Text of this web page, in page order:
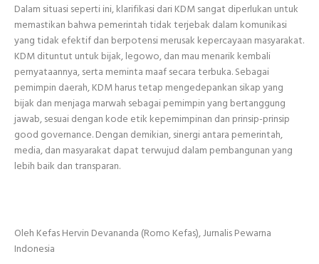
Dalam situasi seperti ini, klarifikasi dari KDM sangat diperlukan untuk
memastikan bahwa pemerintah tidak terjebak dalam komunikasi
yang tidak efektif dan berpotensi merusak kepercayaan masyarakat.
KDM dituntut untuk bijak, legowo, dan mau menarik kembali
pernyataannya, serta meminta maaf secara terbuka. Sebagai
pemimpin daerah, KDM harus tetap mengedepankan sikap yang
bijak dan menjaga marwah sebagai pemimpin yang bertanggung
jawab, sesuai dengan kode etik kepemimpinan dan prinsip-prinsip
good governance. Dengan demikian, sinergi antara pemerintah,
media, dan masyarakat dapat terwujud dalam pembangunan yang
lebih baik dan transparan.
Oleh Kefas Hervin Devananda (Romo Kefas), Jurnalis Pewarna
Indonesia